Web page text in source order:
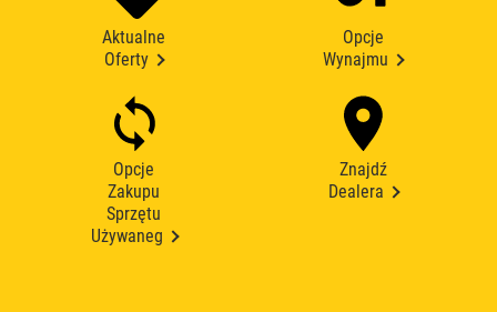
Aktualne
Oferty
Opcje
Wynajmu
Opcje
Zakupu
Sprzętu
Używaneg
Znajdź
Dealera